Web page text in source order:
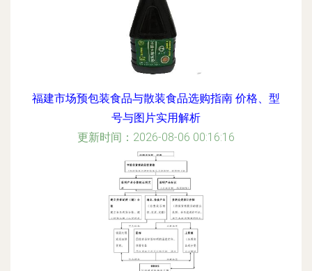
福建市场预包装食品与散装食品选购指南 价格、型
号与图片实用解析
更新时间：2026-08-06 00:16:16